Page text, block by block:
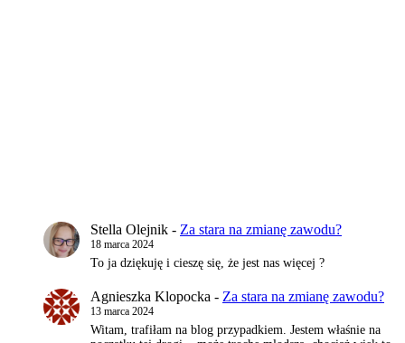
Stella Olejnik - Za stara na zmianę zawodu?
18 marca 2024
To ja dziękuję i cieszę się, że jest nas więcej ?
Agnieszka Klopocka - Za stara na zmianę zawodu?
13 marca 2024
Witam, trafiłam na blog przypadkiem. Jestem właśnie na